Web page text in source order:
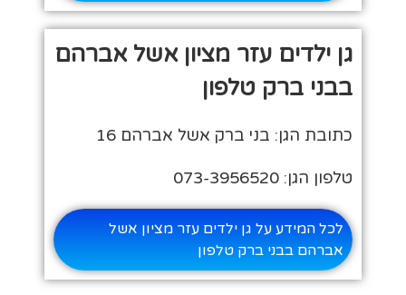
גן ילדים עזר מציון אשל אברהם
בבני ברק טלפון
כתובת הגן: בני ברק אשל אברהם 16
טלפון הגן: 073-3956520
לכל המידע על גן ילדים עזר מציון אשל
אברהם בבני ברק טלפון